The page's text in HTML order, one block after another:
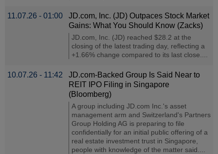
11.07.26 - 01:00
JD.com, Inc. (JD) Outpaces Stock Market
Gains: What You Should Know (Zacks)
JD.com, Inc. (JD) reached $28.2 at the
closing of the latest trading day, reflecting a
+1.66% change compared to its last close....
10.07.26 - 11:42
JD.com-Backed Group Is Said Near to
REIT IPO Filing in Singapore
(Bloomberg)
A group including JD.com Inc.'s asset
management arm and Switzerland's Partners
Group Holding AG is preparing to file
confidentially for an initial public offering of a
real estate investment trust in Singapore,
people with knowledge of the matter said....